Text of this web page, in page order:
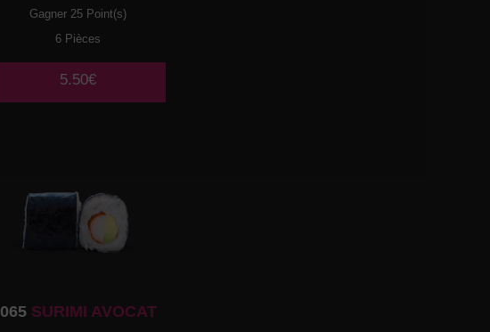
Gagner 25 Point(s)
6 Pièces
5.50€
065SURIMI AVOCAT